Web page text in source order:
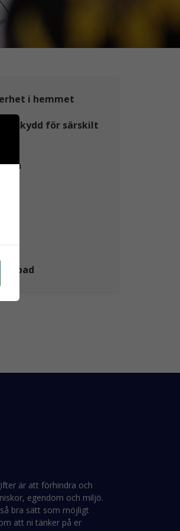
i hemmet
för särskilt
är att förhindra och
egendom och miljö.
bra sätt som möjligt
att ni tänker på er